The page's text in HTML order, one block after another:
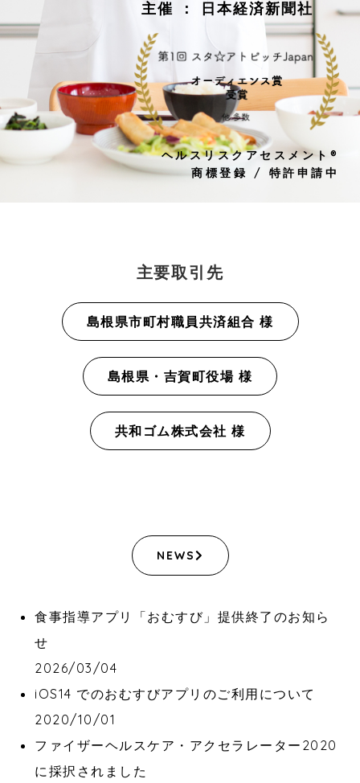
主催 ： 日本経済新聞社
ヘルスリスクアセスメント®
商標登録 / 特許申請中
主要取引先
島根県市町村職員共済組合 様
島根県・吉賀町役場 様
共和ゴム株式会社 様
NEWS
食事指導アプリ「おむすび」提供終了のお知ら
せ
2026/03/04
iOS14 でのおむすびアプリのご利用について
2020/10/01
ファイザーヘルスケア・アクセラレーター2020
に採択されました